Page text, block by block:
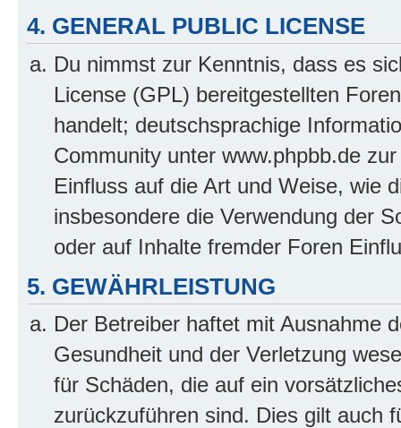
4. GENERAL PUBLIC LICENSE
Du nimmst zur Kenntnis, dass es
License (GPL) bereitgestellten
handelt; deutschsprachige
Community unter www.phpbb.de
Einfluss auf die Art und Weise, wie
insbesondere die Verwendung der
oder auf Inhalte fremder Foren
5. GEWÄHRLEISTUNG
Der Betreiber haftet mit Ausnahme
Gesundheit und der Verletzung
für Schäden, die auf ein
zurückzuführen sind. Dies gilt auch